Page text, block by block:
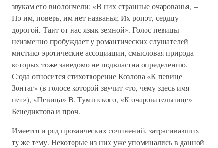
звукам его виолончели: «В них странные очарованья, –
Но им, поверь, им нет названья; Их ропот, сердцу
дорогой, Таит от нас язык земной». Голос певицы
неизменно пробуждает у романтических слушателей
мистико-эротические ассоциации, смысловая природа
которых тоже заведомо не подвластна определению.
Сюда относится стихотворение Козлова «К певице
Зонтаг» (в голосе которой звучит «то, чему здесь имя
нет»), «Певица» В. Туманского, «К очаровательнице»
Бенедиктова и проч.
Имеется и ряд прозаических сочинений, затрагивавших
ту же тему. Некоторые из них уже упоминались в данной